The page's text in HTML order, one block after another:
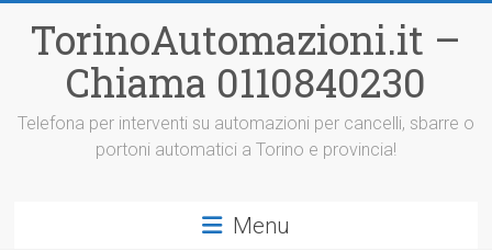
contenuto
TorinoAutomazioni.it –
Chiama 0110840230
Telefona per interventi su automazioni per cancelli, sbarre o
portoni automatici a Torino e provincia!
Menu